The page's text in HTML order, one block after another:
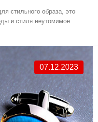
стильного образа, это
и стиля неутомимое
07.12.2023